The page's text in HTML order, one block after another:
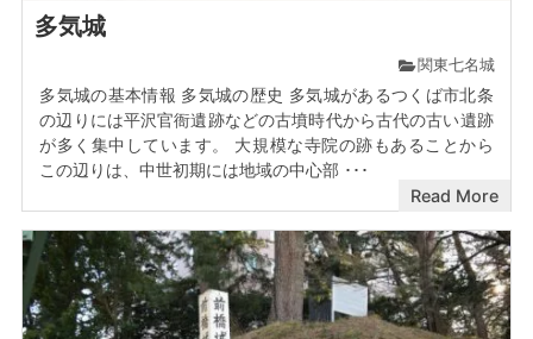
多気城
関東七名城
多気城の基本情報 多気城の歴史 多気城があるつくば市北条
の辺りには平沢官衙遺跡などの古墳時代から古代の古い遺跡
が多く集中しています。 大規模な寺院の跡もあることから
この辺りは、中世初期には地域の中心部 ･･･
Read More